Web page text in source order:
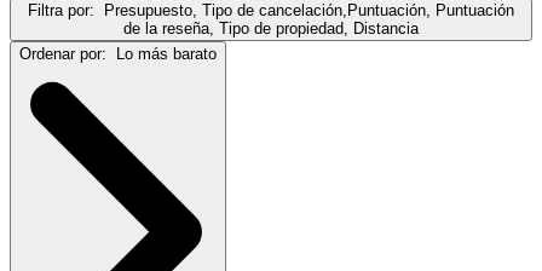
Filtra por:
Presupuesto, Tipo de cancelación,Puntuación, Puntuación
de la reseña, Tipo de propiedad, Distancia
Ordenar por:
Lo más barato